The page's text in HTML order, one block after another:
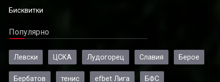
Бисквитки
Популярно
Левски ЦСКА Лудогорец Славия Берое
Бербатов тенис efbet Лига БФС